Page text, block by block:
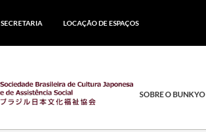
SECRETARIA LOCAÇÃO DE ESPAÇOS
SOBRE O BUNKYO